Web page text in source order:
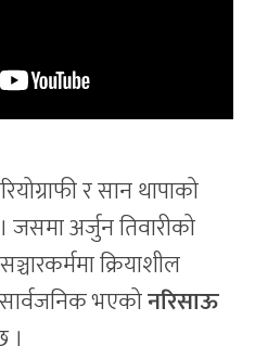
र सान थापाको
जसमा अर्जुन तिवारीको
क्रियाशील
भएकोनरिसाऊ
।